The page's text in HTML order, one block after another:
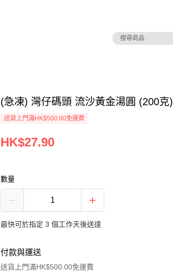
(急凍) 灣仔碼頭 流沙黃金湯圓 (200克)
送貨上門滿HK$500.00免運費
HK$27.90
數量
最快可於指定 3 個工作天後送達
付款與運送
送貨上門滿HK$500.00免運費